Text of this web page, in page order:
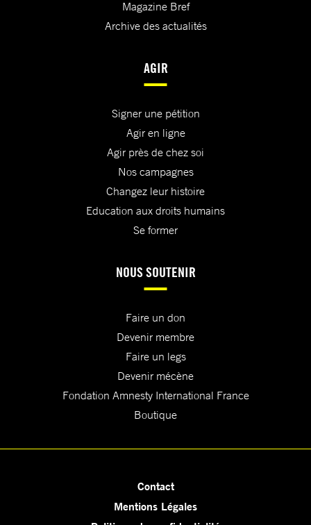
Magazine Bref
Archive des actualités
AGIR
Signer une pétition
Agir en ligne
Agir près de chez soi
Nos campagnes
Changez leur histoire
Education aux droits humains
Se former
NOUS SOUTENIR
Faire un don
Devenir membre
Faire un legs
Devenir mécène
Fondation Amnesty International France
Boutique
Contact
Mentions Légales